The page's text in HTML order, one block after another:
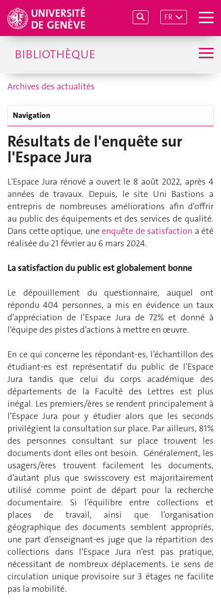
FR
BIBLIOTHÈQUE
Archives des actualités
Navigation
Résultats de l'enquête sur
l'Espace Jura
L'Espace Jura rénové a ouvert le 8 août 2022, après 4
années de travaux. Depuis, le site Uni Bastions a
entrepris de nombreuses améliorations afin d'offrir
au public des équipements et des services de qualité.
Dans cette optique, uneenquête de satisfaction a été
réalisée du 21 février au 6 mars 2024.
La satisfaction du public est globalement bonne
Le dépouillement du questionnaire, auquel ont
répondu 404 personnes, a mis en évidence un taux
d’appréciation de l’Espace Jura de 72% et donné à
l’équipe des pistes d’actions à mettre en œuvre.
En ce qui concerne les répondant-es, l’échantillon des
étudiant-es est représentatif du public de l’Espace
Jura tandis que celui du corps académique des
départements de la Faculté des Lettres est plus
inégal. Les premiers/ères se rendent principalement à
l’Espace Jura pour y étudier alors que les seconds
privilégient la consultation sur place. Par ailleurs, 81%
des personnes consultant sur place trouvent les
documents dont elles ont besoin. Généralement, les
usagers/ères trouvent facilement les documents,
d’autant plus que swisscovery est majoritairement
utilisé comme point de départ pour la recherche
documentaire. Si l’équilibre entre collections et
places de travail, ainsi que l’organisation
géographique des documents semblent appropriés,
une part d’enseignant-es juge que la répartition des
collections dans l’Espace Jura n’est pas pratique,
nécessitant de nombreux déplacements. Le sens de
circulation unique provisoire sur 3 étages ne facilite
pas la mobilité.